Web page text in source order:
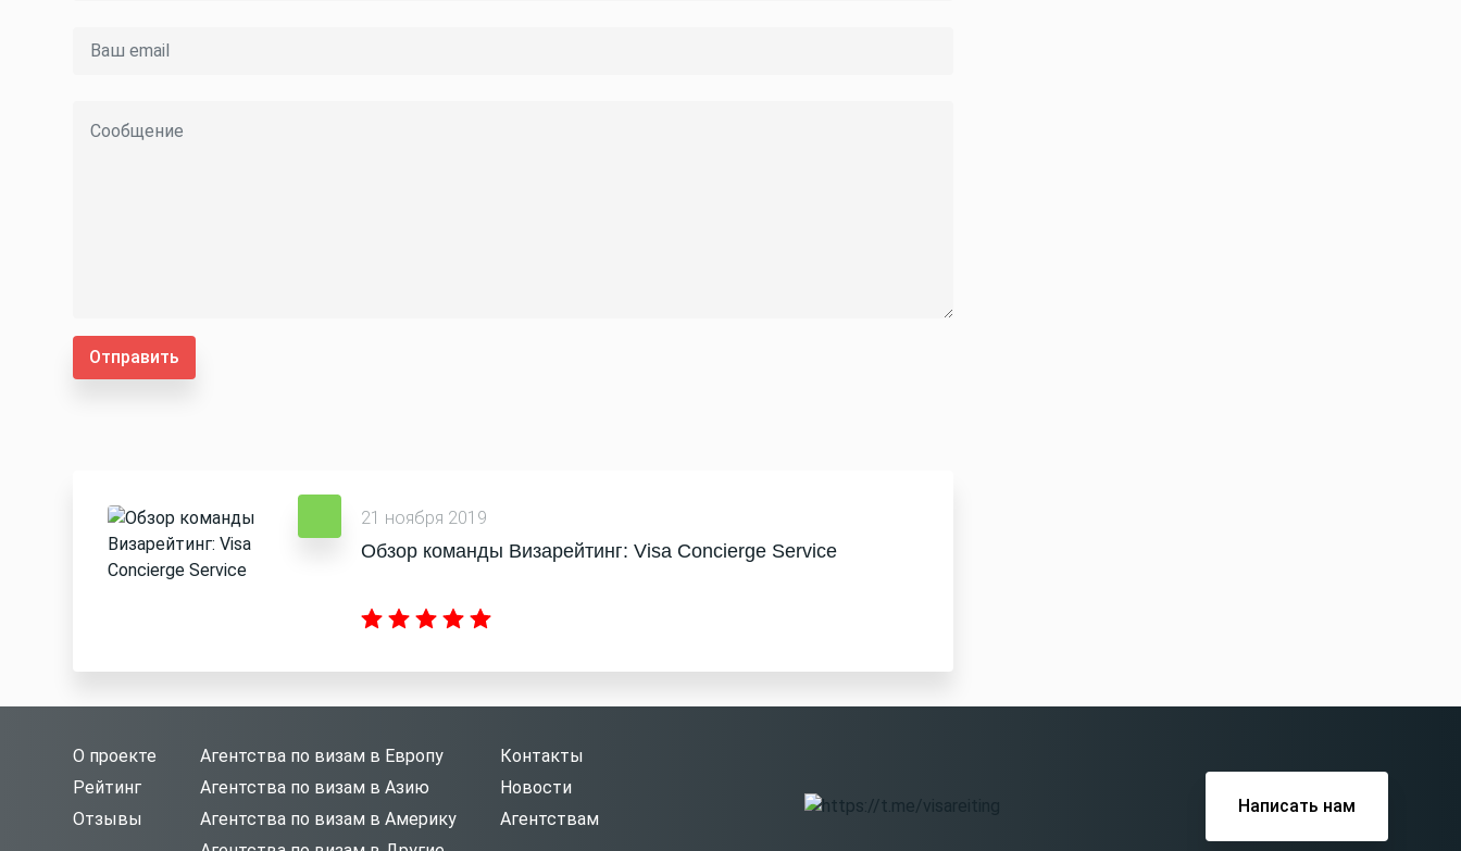
Отправить
21 ноября 2019
Обзор команды Визарейтинг: Visa Concierge Service
О проекте
Рейтинг
Отзывы
Агентства по визам в Европу
Агентства по визам в Азию
Агентства по визам в Америку
Контакты
Новости
Агентствам
Написать нам